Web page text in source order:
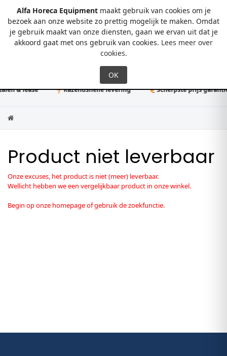
Alfa Horeca Equipmentmaakt gebruik van cookies om je
bezoek aan onze website zo prettig mogelijk te maken. Omdat
je gebruik maakt van onze diensten, gaan we ervan uit dat je
akkoord gaat met ons gebruik van cookies. Lees meer over
cookies.
0
& lease Razendsnelle levering Scherpste prijs garantie
Product niet leverbaar
Onze excuses, het product is niet (meer) leverbaar.
Wellicht hebben we een vergelijkbaar product in onze winkel.
Begin op onze homepage of gebruik de zoekfunctie.